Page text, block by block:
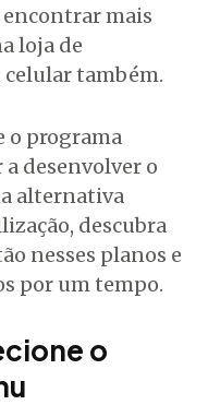
encontrar mais
loja de
também.
o programa
desenvolver o
alternativa
descubra
nesses planos e
por um tempo.
o